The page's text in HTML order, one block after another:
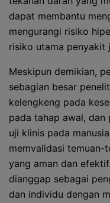
dapat membantu
mengurangi risiko
risiko utama penyakit
Meskipun demikian,
sebagian besar
kelengkeng pada
pada tahap awal, dan
uji klinis pada
memvalidasi temuan-
yang aman dan
dianggap sebagai
dan individu dengan